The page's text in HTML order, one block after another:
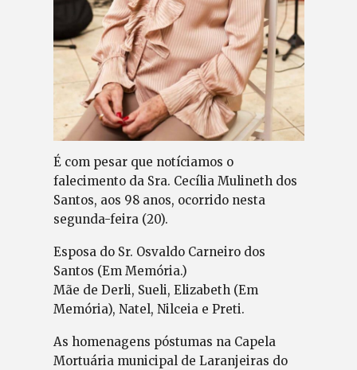
É com pesar que notíciamos o
falecimento da Sra. Cecília Mulineth dos
Santos, aos 98 anos, ocorrido nesta
segunda-feira (20).
Esposa do Sr. Osvaldo Carneiro dos
Santos (Em Memória.)
Mãe de Derli, Sueli, Elizabeth (Em
Memória), Natel, Nilceia e Preti.
As homenagens póstumas na Capela
Mortuária municipal de Laranjeiras do